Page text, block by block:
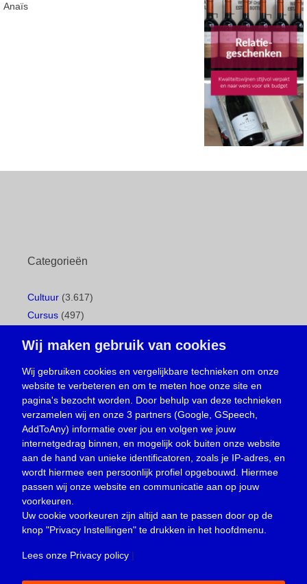
Anaïs
Categorieën
Cultuur (3.617)
Cursus (497)
Gemeentepagina(104)
Ingezonden brief(537)
Media(156)
Nieuws (23.329)
Oproep(734)
Overlijden(39)
Podcast(18)
prijsvraag (5)
Religie (1.438)
Service(226)
Wij maken gebruik van cookies
Wij gebruiken cookies en vergelijkbare technieken om onze
website te verbeteren en om te meten hoe onze site en
pagina's bezocht worden. Door behulp van deze technieken
verzamelen wij en onze 3 partners (Google, GSpeech,
AddToAny) informatie over jou en volgen we jouw
internetgedrag binnen, en mogelijk ook buiten onze website
aan de hand van unieke identificatoren, zoals je IP-adres, en
wordt hiermee een persoonlijk profiel opgebouwd. Hiermee
passen wij onze website en communicatie aan op jouw
voorkeuren.
Uw cookie voorkeuren zijn altijd aan te passen door op de
knop "Privacy Instellingen" te drukken in het hoofdmenu.
Lees onze Privacy policy |